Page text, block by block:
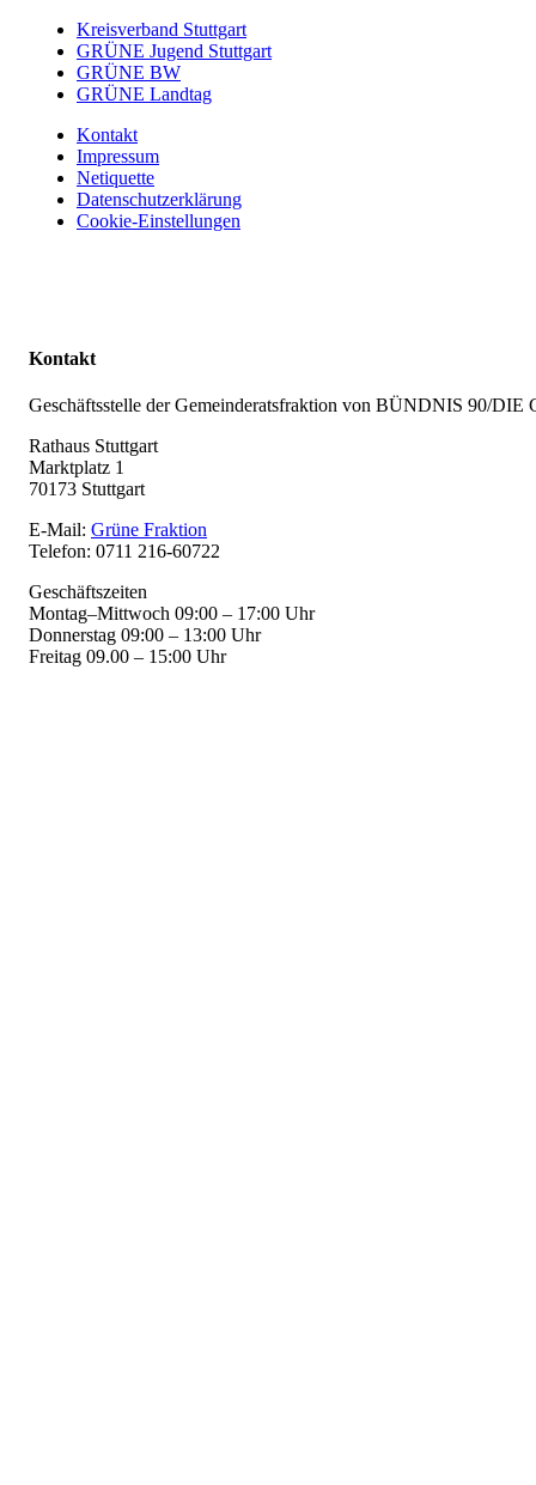
Kreisverband Stuttgart
GRÜNE Jugend Stuttgart
GRÜNE BW
GRÜNE Landtag
Kontakt
Impressum
Netiquette
Datenschutzerklärung
Cookie-Einstellungen
Kontakt
Geschäftsstelle der Gemeinderatsfraktion von BÜNDNIS 90/DIE
Rathaus Stuttgart
Marktplatz 1
70173 Stuttgart
E-Mail: Grüne Fraktion
Telefon: 0711 216-60722
Geschäftszeiten
Montag–Mittwoch 09:00 – 17:00 Uhr
Donnerstag 09:00 – 13:00 Uhr
Freitag 09.00 – 15:00 Uhr